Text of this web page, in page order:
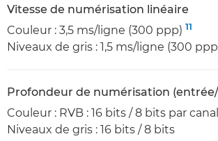
Vitesse de numérisation linéaire
Couleur : 3,5 ms/ligne (300 ppp) 11
Niveaux de gris : 1,5 ms/ligne (300
Profondeur de numérisation
Couleur : RVB : 16 bits / 8 bits par canal
Niveaux de gris : 16 bits / 8 bits